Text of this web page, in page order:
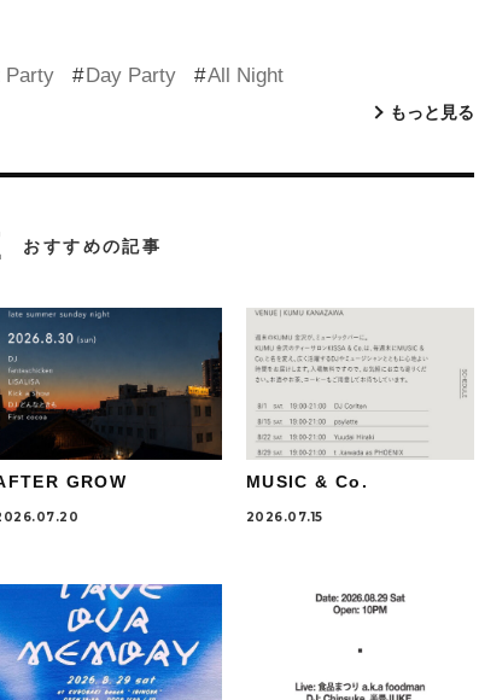
Party Day Party All Night
もっと見る
おすすめの記事
GROW MUSIC & Co.
2026.07.15